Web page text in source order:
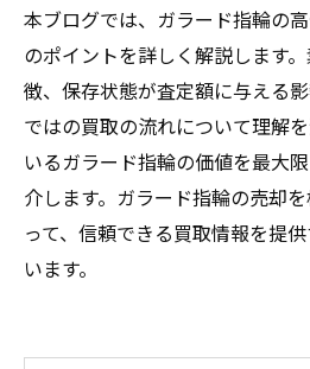
本ブログでは、ガラード指輪の
のポイントを詳しく解説します
徴、保存状態が査定額に与える
ではの買取の流れについて理解
いるガラード指輪の価値を最大
介します。ガラード指輪の売却
って、信頼できる買取情報を提
います。